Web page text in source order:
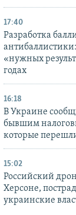
17:40
Разработка
«нужных
годах
16:18
В Украине
бывшим
которые
15:02
Российский
Херсоне,
украинские